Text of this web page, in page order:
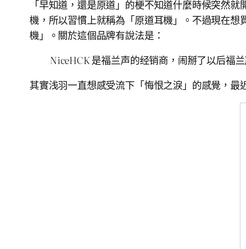
「早知道，還是原道」的梗不知道什麼時候突然
機，所以習慣上就稱為「原道耳機」。不過現在
機」。關於這個品牌有說法是：
NiceHCK 是福兰声的经销商，闹掰了以后福
其實浅羽一直想感受流下「悔恨之淚」的感覺，